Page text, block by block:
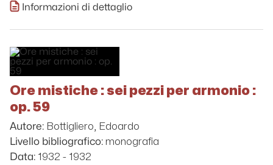
Informazioni di dettaglio
Ore mistiche : sei pezzi per armonio :
op. 59
Autore: Bottigliero, Edoardo
Livello bibliografico: monografia
Data: 1932 - 1932